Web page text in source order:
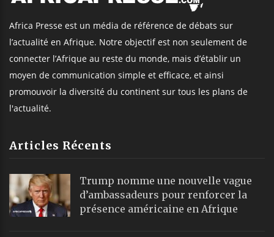
Africa Presse est un média de référence de débats sur
l’actualité en Afrique. Notre objectif est non seulement de
connecter l’Afrique au reste du monde, mais d’établir un
moyen de communication simple et efficace, et ainsi
promouvoir la diversité du continent sur tous les plans de
l'actualité.
Articles Récents
Trump nomme une nouvelle vague
d’ambassadeurs pour renforcer la
présence américaine en Afrique